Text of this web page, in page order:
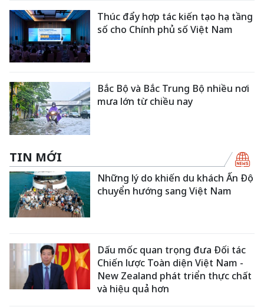
Thúc đẩy hợp tác kiến tạo hạ tầng
số cho Chính phủ số Việt Nam
Bắc Bộ và Bắc Trung Bộ nhiều nơi
mưa lớn từ chiều nay
TIN MỚI
Những lý do khiến du khách Ấn Độ
chuyển hướng sang Việt Nam
Dấu mốc quan trọng đưa Đối tác
Chiến lược Toàn diện Việt Nam -
New Zealand phát triển thực chất
và hiệu quả hơn